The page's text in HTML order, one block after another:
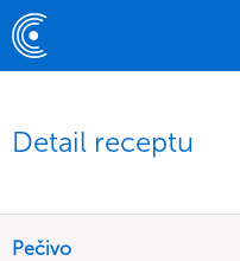
Detail receptu
Pečivo